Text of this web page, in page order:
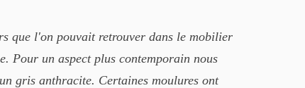
que l'on pouvait retrouver dans le mobilier
Pour un aspect plus contemporain nous
gris anthracite. Certaines moulures ont